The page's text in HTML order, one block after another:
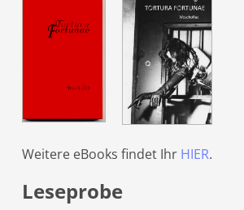
Weitere eBooks findet Ihr HIER.
Leseprobe